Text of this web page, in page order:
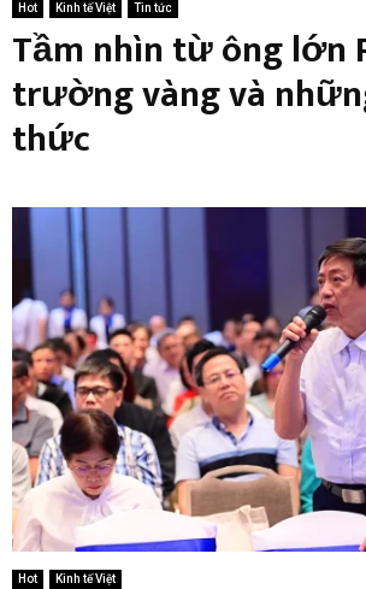
Hot Kinh tế Việt Tin tức
Tầm nhìn từ ông lớn
trường vàng và
thức
Hot Kinh tế Việt